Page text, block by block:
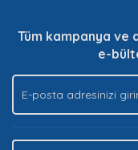
Ürün fiyatı diğer
Bu ürüne benzer
Tüm kampanya ve
e-